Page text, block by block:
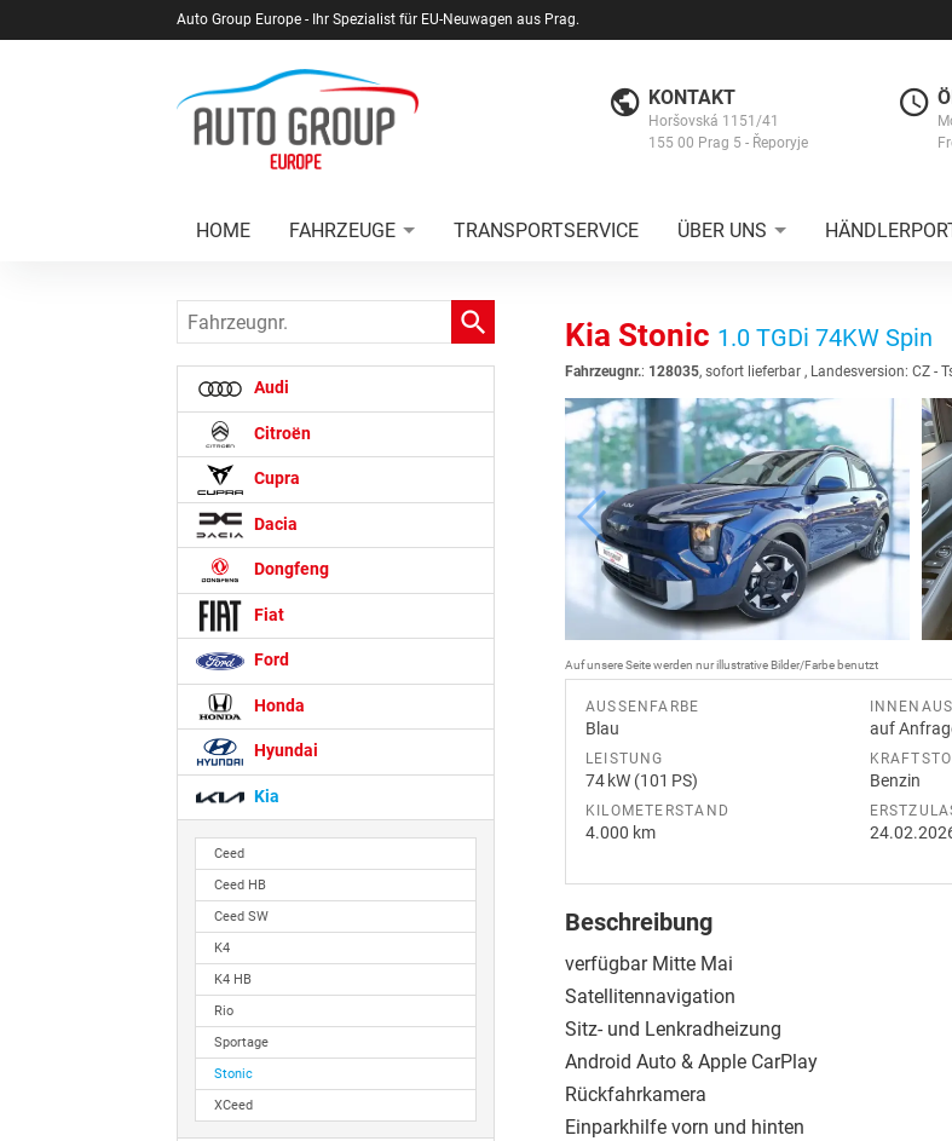
Auto Group Europe - Ihr Spezialist für EU-Neuwagen aus Prag.
KONTAKT
Horšovská 1151/41
155 00 Prag 5 - Řeporyje
HOME FAHRZEUGE TRANSPORTSERVICE ÜBER UNS
Kia Stonic 1.0 TGDi 74KW Spin
Fahrzeugnr.: 128035, sofort lieferbar, Landesversion: CZ -
Auf unsere Seite werden nur illustrative Bilder/Farbe benutzt
AUSSENFARBE
Blau auf
LEISTUNG
74 kW (101 PS) Benzin
KILOMETERSTAND
4.000 km
Beschreibung
verfügbar Mitte Mai
Satellitennavigation
Sitz- und Lenkradheizung
Android Auto & Apple CarPlay
Rückfahrkamera
Einparkhilfe vorn und hinten
Fahrzeugnr.
Audi
Citroën
Cupra
Dacia
Dongfeng
Fiat
Ford
Honda
Hyundai
Kia
Ceed
Ceed HB
Ceed SW
K4
K4 HB
Rio
Sportage
Stonic
XCeed